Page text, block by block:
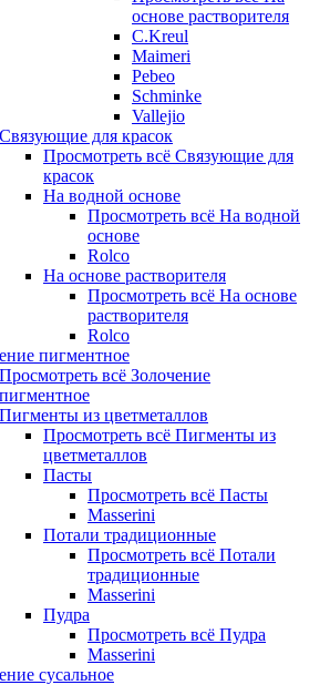
основе растворителя
C.Kreul
Maimeri
Pebeo
Schminke
Vallejio
Связующие для красок
Просмотреть всё Связующие для
красок
На водной основе
Просмотреть всё На водной
основе
Rolco
На основе растворителя
Просмотреть всё На основе
растворителя
Rolco
пигментное
Просмотреть всё Золочение
пигментное
Пигменты из цветметаллов
Просмотреть всё Пигменты из
цветметаллов
Пасты
Просмотреть всё Пасты
Masserini
Потали традиционные
Просмотреть всё Потали
традиционные
Masserini
Пудра
Просмотреть всё Пудра
Masserini
сусальное